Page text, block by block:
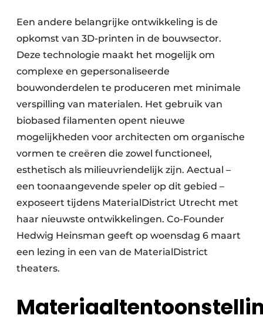
Een andere belangrijke ontwikkeling is de
opkomst van 3D-printen in de bouwsector.
Deze technologie maakt het mogelijk om
complexe en gepersonaliseerde
bouwonderdelen te produceren met minimale
verspilling van materialen. Het gebruik van
biobased filamenten opent nieuwe
mogelijkheden voor architecten om organische
vormen te creëren die zowel functioneel,
esthetisch als milieuvriendelijk zijn. Aectual –
een toonaangevende speler op dit gebied –
exposeert tijdens MaterialDistrict Utrecht met
haar nieuwste ontwikkelingen. Co-Founder
Hedwig Heinsman geeft op woensdag 6 maart
een lezing in een van de MaterialDistrict
theaters.